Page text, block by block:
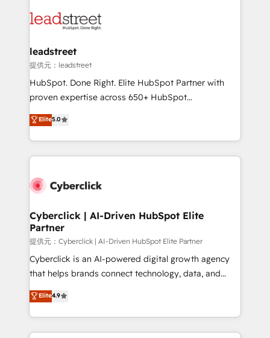
combine HubSpot, data, and AI to design connected
and technology for predictable, scalable revenue
growth. Our expertise spans RevOps, CRM and data
architecture, AI enablement, and strategic marketing,
delivered through our proprietary FLAIR framework
Partner and ISO 27001:2022 certified consultancy,
we blend strategy, creativity, and technology to help
leadstreet
提供元：leadstreet
HubSpot. Done Right. Elite HubSpot Partner with
proven expertise across 650+ HubSpot
implementations. With 12+ years of HubSpot
experience, we help you use the HubSpot platform
to its fullest capacity, improve your current HubSpot
website, or build your new one.
Elite5.0
Cyberclick | AI-Driven HubSpot Elite
Partner
提供元：Cyberclick | AI-Driven HubSpot Elite Partner
Cyberclick is an AI-powered digital growth agency
that helps brands connect technology, data, and
creativity to achieve measurable results. Founded in
Barcelona and operating across Spain, LATAM, and
the UK, we support global companies in building
smarter marketing, sales, and customer success
Elite4.9